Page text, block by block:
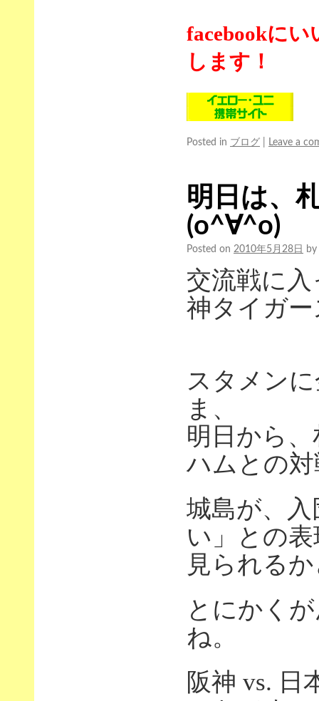
facebookに
します！
Posted in ブログ Leave a
明日は、
(o^∀^o)
Posted on 2010年5月28日 by
交流戦に
神タイガ
スタメン
ま、
明日から
ハムとの
城島が、
い」との
見られる
とにかく
ね。
阪神 vs. 日